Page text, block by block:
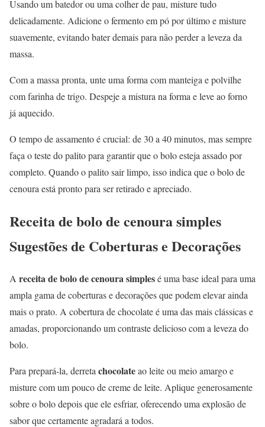
Usando um batedor ou uma colher de pau, misture tudo
delicadamente. Adicione o fermento em pó por último e misture
suavemente, evitando bater demais para não perder a leveza da
massa.
Com a massa pronta, unte uma forma com manteiga e polvilhe
com farinha de trigo. Despeje a mistura na forma e leve ao forno
já aquecido.
O tempo de assamento é crucial: de 30 a 40 minutos, mas sempre
faça o teste do palito para garantir que o bolo esteja assado por
completo. Quando o palito sair limpo, isso indica que o bolo de
cenoura está pronto para ser retirado e apreciado.
Receita de bolo de cenoura simples
Sugestões de Coberturas e Decorações
A receita de bolo de cenoura simplesé uma base ideal para uma
ampla gama de coberturas e decorações que podem elevar ainda
mais o prato. A cobertura de chocolate é uma das mais clássicas e
amadas, proporcionando um contraste delicioso com a leveza do
bolo.
Para prepará-la, derreta chocolateao leite ou meio amargo e
misture com um pouco de creme de leite. Aplique generosamente
sobre o bolo depois que ele esfriar, oferecendo uma explosão de
sabor que certamente agradará a todos.